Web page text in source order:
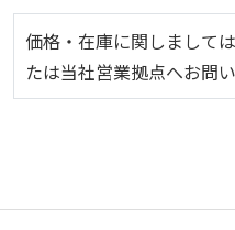
価格・在庫に関しまして
たは当社営業拠点へお問